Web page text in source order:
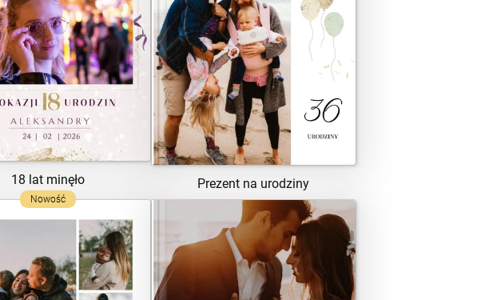
18 lat minęło
ZOBACZ SZABLON
Prezent na urodziny
ZOBACZ SZABLON
Nowość